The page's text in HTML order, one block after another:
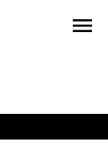
menu